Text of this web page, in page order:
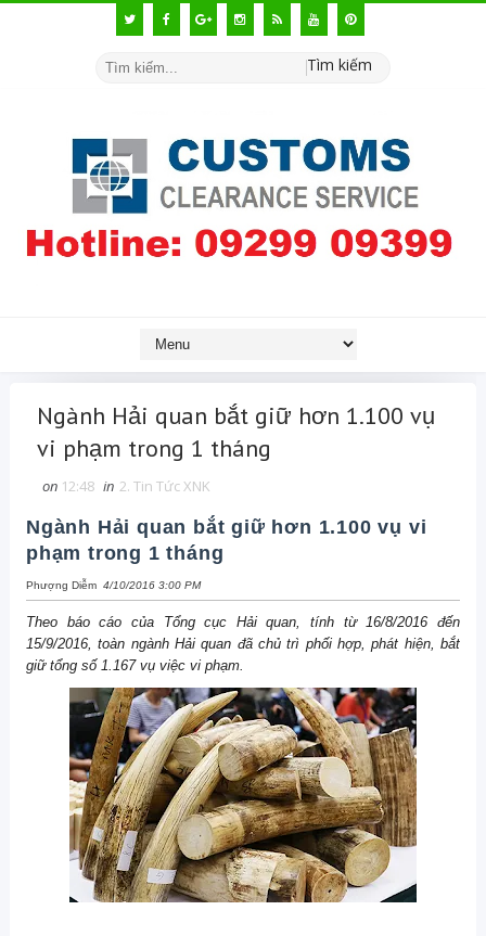
Tìm kiếm
Ngành Hải quan bắt giữ hơn 1.100 vụ
vi phạm trong 1 tháng
on 12:48 in 2. Tin Tức XNK
Ngành Hải quan bắt giữ hơn 1.100 vụ vi
phạm trong 1 tháng
Phượng Diễm 4/10/2016 3:00 PM
Theo báo cáo của Tổng cục Hải quan, tính từ 16/8/2016 đến
15/9/2016, toàn ngành Hải quan đã chủ trì phối hợp, phát hiện, bắt
giữ tổng số 1.167 vụ việc vi phạm.